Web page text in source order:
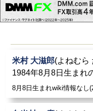
米村 大滋郎(よねむら
1984年8月8日生まれ
8月8日生まれwiki情報なし